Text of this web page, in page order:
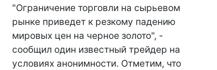
"Ограничение торговли на сырьевом
рынке приведет к резкому падению
мировых цен на черное золото", -
сообщил один известный трейдер на
условиях анонимности. Отметим, что